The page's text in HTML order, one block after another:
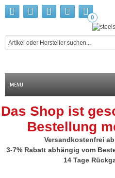
0
MENU
Das Shop ist
Bestellung
Versandkostenfrei ab
3-7% Rabatt abhängig vom
14 Tage